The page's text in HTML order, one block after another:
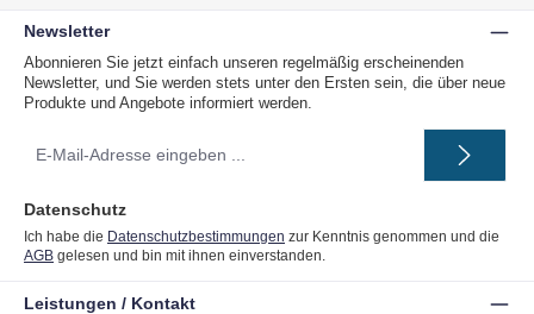
Newsletter
Abonnieren Sie jetzt einfach unseren regelmäßig erscheinenden
Newsletter, und Sie werden stets unter den Ersten sein, die über neue
Produkte und Angebote informiert werden.
Mail-
Datenschutz
Ich habe die Datenschutzbestimmungen zur Kenntnis genommen und die
AGB gelesen und bin mit ihnen einverstanden.
Leistungen / Kontakt